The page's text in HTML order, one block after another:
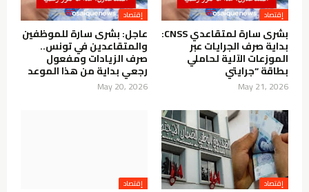
إقتصاد
بشرى سارة لمتقاعدي CNSS:
بداية صرف الجرايات عبر
الموزعات الآلية لحاملي
بطاقة “جرايتي
May 21, 2026
إقتصاد
عاجل: بشرى سارة للموظفين
والمتقاعدين في تونس..
صرف الزيادات ومفعول
رجعي بداية من هذا الموعد
May 20, 2026
إقتصاد إقتصاد